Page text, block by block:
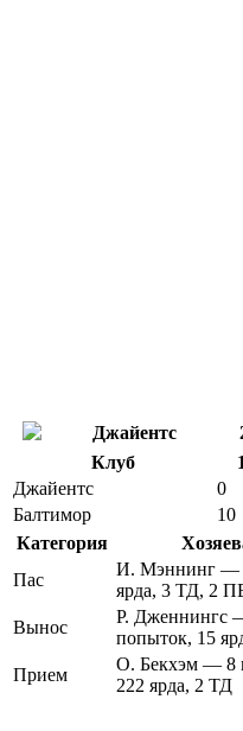
Джайентс
Клуб
1
Джайентс
0
Балтимор
10
Категория
Пас
И. Мэннинг —
ярда, 3 ТД, 2
Вынос
Р. Дженнингс
попыток, 15
Прием
О. Бекхэм — 8
222 ярда, 2 ТД